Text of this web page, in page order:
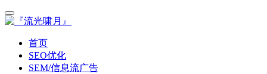
首页
SEO优化
SEM/信息流广告